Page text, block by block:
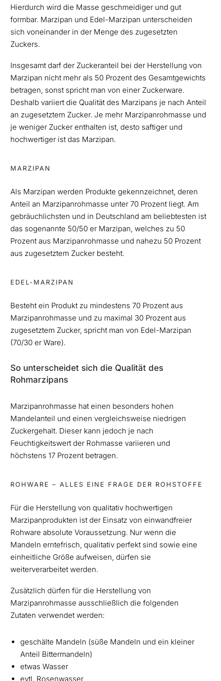
Hierdurch wird die Masse geschmeidiger und gut
formbar. Marzipan und Edel-Marzipan unterscheiden
sich voneinander in der Menge des zugesetzten
Zuckers.
Insgesamt darf der Zuckeranteil bei der Herstellung von
Marzipan nicht mehr als 50 Prozent des Gesamtgewichts
betragen, sonst spricht man von einer Zuckerware.
Deshalb variiert die Qualität des Marzipans je nach Anteil
an zugesetztem Zucker. Je mehr Marzipanrohmasse und
je weniger Zucker enthalten ist, desto saftiger und
hochwertiger ist das Marzipan.
MARZIPAN
Als Marzipan werden Produkte gekennzeichnet, deren
Anteil an Marzipanrohmasse unter 70 Prozent liegt. Am
gebräuchlichsten und in Deutschland am beliebtesten ist
das sogenannte 50/50 er Marzipan, welches zu 50
Prozent aus Marzipanrohmasse und nahezu 50 Prozent
aus zugesetztem Zucker besteht.
EDEL-MARZIPAN
Besteht ein Produkt zu mindestens 70 Prozent aus
Marzipanrohmasse und zu maximal 30 Prozent aus
zugesetztem Zucker, spricht man von Edel-Marzipan
(70/30 er Ware).
So unterscheidet sich die Qualität des
Rohmarzipans
Marzipanrohmasse hat einen besonders hohen
Mandelanteil und einen vergleichsweise niedrigen
Zuckergehalt. Dieser kann jedoch je nach
Feuchtigkeitswert der Rohmasse variieren und
höchstens 17 Prozent betragen.
ROHWARE – ALLES EINE FRAGE DER ROHSTOFFE
Für die Herstellung von qualitativ hochwertigen
Marzipanprodukten ist der Einsatz von einwandfreier
Rohware absolute Voraussetzung. Nur wenn die
Mandeln erntefrisch, qualitativ perfekt sind sowie eine
einheitliche Größe aufweisen, dürfen sie
weiterverarbeitet werden.
Zusätzlich dürfen für die Herstellung von
Marzipanrohmasse ausschließlich die folgenden
Zutaten verwendet werden:
geschälte Mandeln (süße Mandeln und ein kleiner
Anteil Bittermandeln)
etwas Wasser
evtl. Rosenwasser